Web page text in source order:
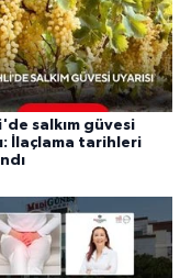
salkım güvesi
İlaçlama tarihleri